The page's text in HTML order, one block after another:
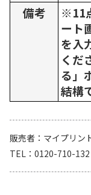
備考
※11
ート
を入
くだ
る」
結構
販売者
マイプリン
TEL
0120-710-132